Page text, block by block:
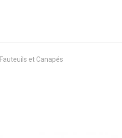
Fauteuils et Canapés